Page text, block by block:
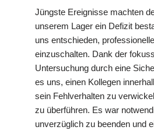
Jüngste Ereignisse machten
unserem Lager ein Defizit
uns entschieden,
einzuschalten. Dank der
Untersuchung durch eine
es uns, einen Kollegen
sein Fehlverhalten zu
zu überführen. Es war
unverzüglich zu beenden und